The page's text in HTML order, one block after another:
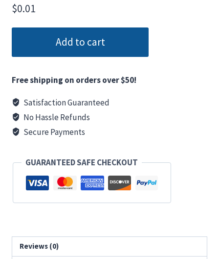
$0.01
Add to cart
Free shipping on orders over $50!
Satisfaction Guaranteed
No Hassle Refunds
Secure Payments
GUARANTEED SAFE CHECKOUT
Reviews (0)